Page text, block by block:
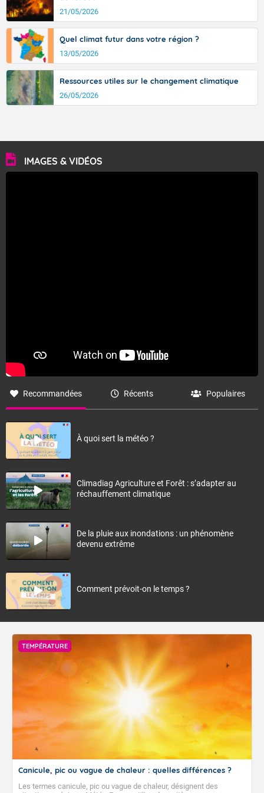
21/05/2026
Quel climat futur dans votre région ?
13/05/2026
Ressources utiles sur le changement climatique
26/05/2026
IMAGES & VIDÉOS
Recommandées Récents Populaires
À quoi sert la météo ?
Climadiag Agriculture et Forêt : s’adapter au
réchauffement climatique
De la pluie aux inondations : un phénomène
devenu extrême
Comment prévoit-on le temps ?
TEMPÉRATURE
Canicule, pic ou vague de chaleur : quelles différences ?
Les termes canicule, pic ou vague de chaleur, désignent des